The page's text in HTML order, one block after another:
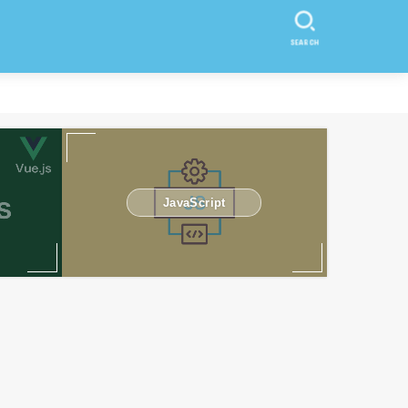
SEARCH
JavaScript